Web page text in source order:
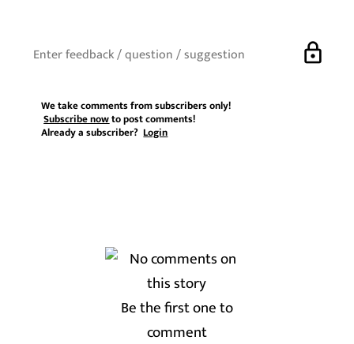
lock
We take comments from subscribers only!
Subscribe nowto post comments!
Already a subscriber?Login
Be the first one to
comment